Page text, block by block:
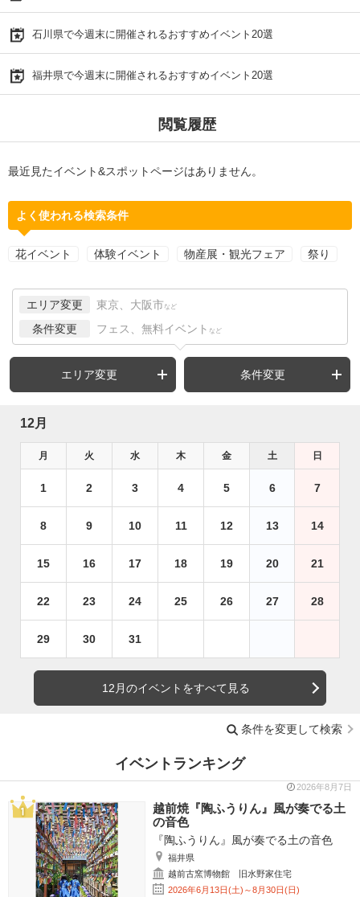
石川県で今週末に開催されるおすすめイベント20選
福井県で今週末に開催されるおすすめイベント20選
閲覧履歴
最近見たイベント&スポットページはありません。
よく使われる検索条件
花イベント 体験イベント 物産展・観光フェア 祭り
エリア変更 東京、大阪市 など
条件変更 フェス、無料イベント など
エリア変更 条件変更
12月
月 火 水 木 金 土 日
1 2 3 4 5 6 7
8 9 10 11 12 13 14
15 16 17 18 19 20 21
22 23 24 25 26 27 28
29 30 31
12月のイベントをすべて見る
条件を変更して検索
イベントランキング
2026年8月7日
越前焼『陶ふうりん』風が奏でる土
の音色
『陶ふうりん』風が奏でる土の音色
福井県
越前古窯博物館 旧水野家住宅
2026年6月13日(土)～8月30日(日)